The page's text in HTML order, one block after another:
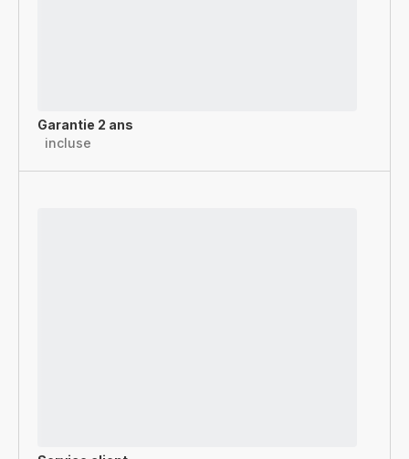
Garantie 2 ans
incluse